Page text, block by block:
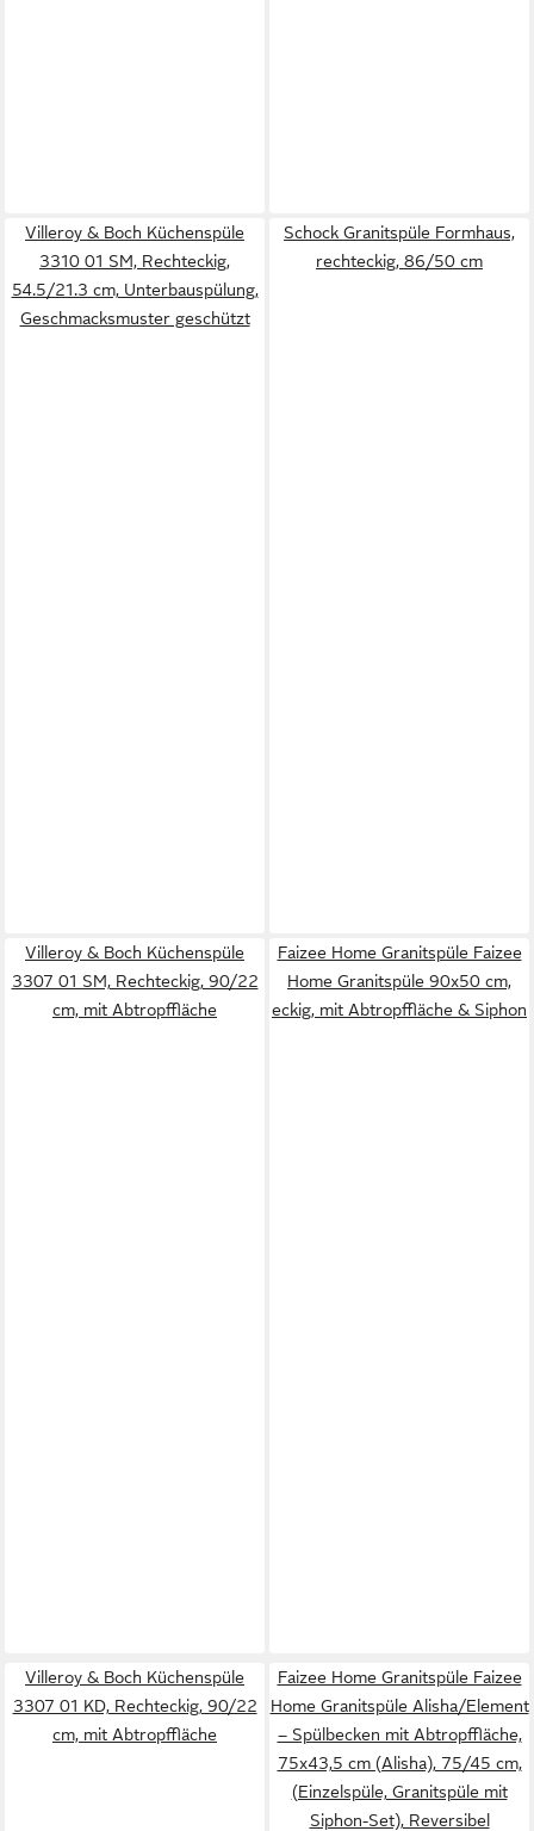
Villeroy & Boch Küchenspüle
3310 01 SM, Rechteckig,
54.5/21.3 cm, Unterbauspülung,
Geschmacksmuster geschützt
Schock Granitspüle Formhaus,
rechteckig, 86/50 cm
Villeroy & Boch Küchenspüle
3307 01 SM, Rechteckig, 90/22
cm, mit Abtropffläche
Faizee Home Granitspüle Faizee
Home Granitspüle 90x50 cm,
eckig, mit Abtropffläche & Siphon
Villeroy & Boch Küchenspüle
3307 01 KD, Rechteckig, 90/22
cm, mit Abtropffläche
Faizee Home Granitspüle Faizee
Home Granitspüle Alisha/Element
– Spülbecken mit Abtropffläche,
75x43,5 cm (Alisha), 75/45 cm,
(Einzelspüle, Granitspüle mit
Siphon-Set), Reversibel